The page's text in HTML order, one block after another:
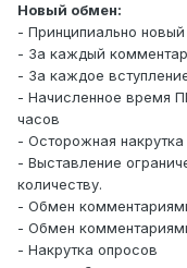
Новый обмен:
- Принципиально
- За каждый
- За каждое
- Начисленное время
часов
- Осторожная накрутка
- Выставление
количеству.
- Обмен
- Обмен
- Накрутка опросов